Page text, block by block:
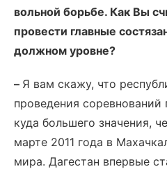
вольной борьбе. Как Вы
провести главные
должном уровне?
– Я вам скажу, что
проведения соревнований
куда большего значения,
марте 2011 года в
мира. Дагестан впервые